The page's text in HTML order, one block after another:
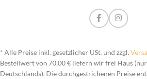
* Alle Preise inkl. gesetzlicher USt. und zzgl.
Bestellwert von 70,00 € liefern wir frei Haus
Deutschlands). Die durchgestrichenen Preise